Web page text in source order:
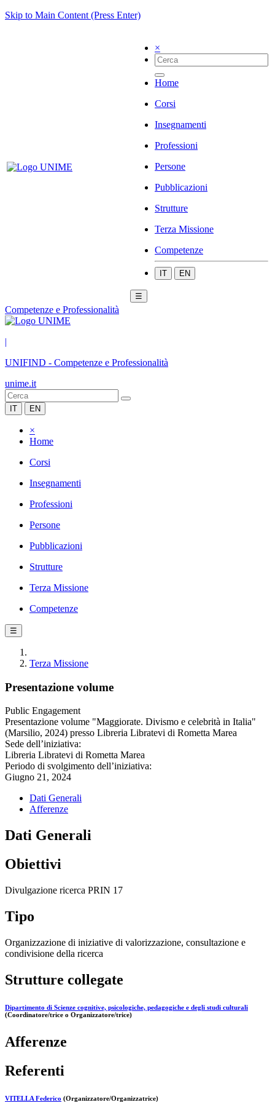
Skip to Main Content (Press Enter)
×
Home
Corsi
Insegnamenti
Professioni
Persone
Pubblicazioni
Strutture
Terza Missione
Competenze
IT EN
☰
Competenze e Professionalità
|
UNIFIND - Competenze e Professionalità
unime.it
IT EN
×
Home
Corsi
Insegnamenti
Professioni
Persone
Pubblicazioni
Strutture
Terza Missione
Competenze
☰
Terza Missione
Presentazione volume
Public Engagement
Presentazione volume "Maggiorate. Divismo e celebrità in Italia"
(Marsilio, 2024) presso Libreria Libratevi di Rometta Marea
Sede dell’iniziativa:
Libreria Libratevi di Rometta Marea
Periodo di svolgimento dell’iniziativa:
Giugno 21, 2024
Dati Generali
Afferenze
Dati Generali
Obiettivi
Divulgazione ricerca PRIN 17
Tipo
Organizzazione di iniziative di valorizzazione, consultazione e
condivisione della ricerca
Strutture collegate
Dipartimento di Scienze cognitive, psicologiche, pedagogiche e degli studi culturali
(Coordinatore/trice o Organizzatore/trice)
Afferenze
Referenti
VITELLA Federico (Organizzatore/Organizzatrice)